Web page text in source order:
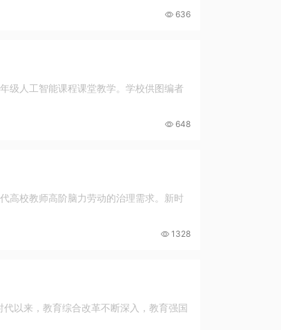
636
级人工智能课程课堂教学。学校供图编者
648
高校教师高阶脑力劳动的治理需求。新时
1328
代以来，教育综合改革不断深入，教育强国